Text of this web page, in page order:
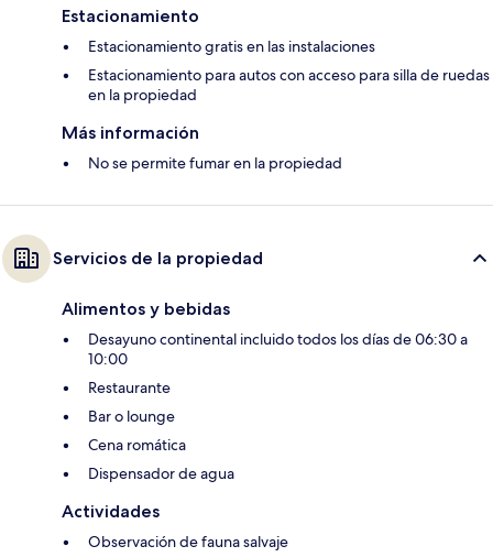
Estacionamiento
Estacionamiento gratis en las instalaciones
Estacionamiento para autos con acceso para silla de ruedas
en la propiedad
Más información
No se permite fumar en la propiedad
Servicios de la propiedad
Alimentos y bebidas
Desayuno continental incluido todos los días de 06:30 a
10:00
Restaurante
Bar o lounge
Cena romática
Dispensador de agua
Actividades
Observación de fauna salvaje